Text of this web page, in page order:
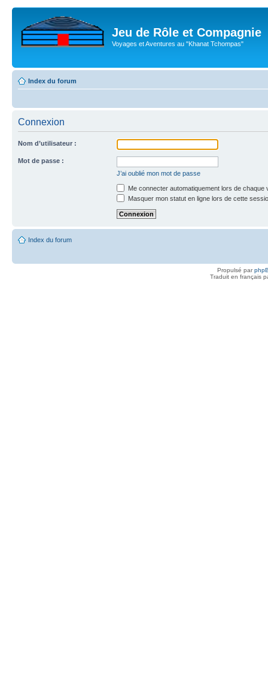
Jeu de Rôle et Compagnie
Voyages et Aventures au "Khanat Tchompas"
Index du forum
Connexion
Nom d’utilisateur :
Mot de passe :
J’ai oublié mon mot de passe
Me connecter automatiquement lors de chaque
Masquer mon statut en ligne lors de cette
Index du forum
Propulsé par
Traduit en français